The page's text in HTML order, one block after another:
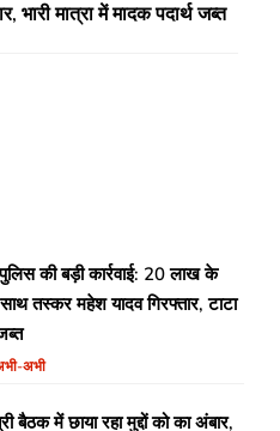
भारी मात्रा में मादक पदार्थ जब्त
की बड़ी कार्रवाई: 20 लाख के
तस्कर महेश यादव गिरफ्तार, टाटा
अभी
बैठक में छाया रहा मुद्दों को का अंबार,